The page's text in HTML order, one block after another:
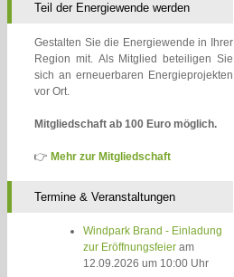
Teil der Energiewende werden
Gestalten Sie die Energiewende in Ihrer
Region mit. Als Mitglied beteiligen Sie
sich an erneuerbaren Energieprojekten
vor Ort.
Mitgliedschaft ab 100 Euro möglich.
👉 Mehr zur Mitgliedschaft
Termine & Veranstaltungen
Windpark Brand - Einladung
zur Eröffnungsfeier am
12.09.2026 um 10:00 Uhr